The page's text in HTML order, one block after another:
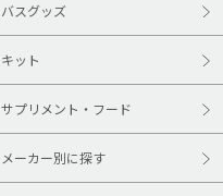
バスグッズ
キット
サプリメント・フード
メーカー別に探す